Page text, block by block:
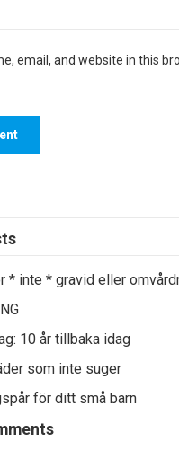
email, and website in this
* inte * gravid eller
10 år tillbaka idag
som inte suger
för ditt små barn